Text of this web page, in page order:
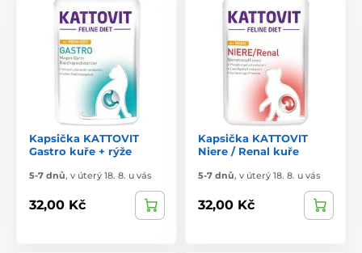
Kapsička KATTOVIT
Gastro kuře + rýže
5-7 dnů, v úterý 18. 8. u vás
32,00 Kč
Kapsička KATTOVIT
Niere / Renal kuře
5-7 dnů, v úterý 18. 8. u vás
32,00 Kč